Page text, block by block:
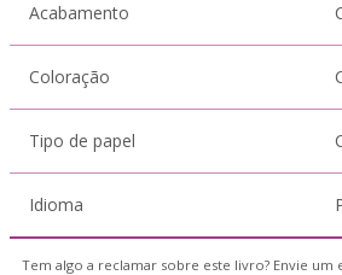
Acabamento
Coloração
Tipo de papel
Idioma
Tem algo a reclamar sobre este livro? Envie um